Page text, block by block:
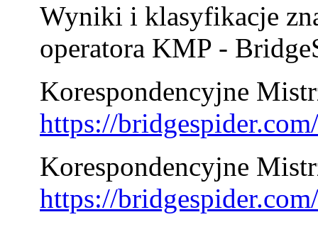
Wyniki i klasyfikacje
operatora KMP -
Korespondencyjne
https://
Korespondencyjne
https://